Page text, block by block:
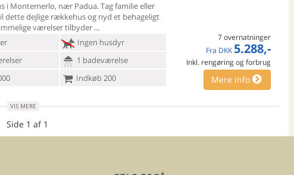
i Montemerlo, nær Padua. Tag familie eller
dette dejlige rækkehus og nyd et behageligt
værelser tilbyder
Ingen husdyr
1 badeværelse
Indkøb 200
7 overnatninger
Fra DKK 5.288,-
Inkl. rengøring og forbrug
Mere info
VIS MERE
Side 1 af 1